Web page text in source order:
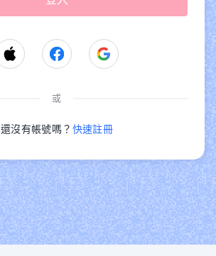
或
還沒有帳號嗎？ 快速註冊